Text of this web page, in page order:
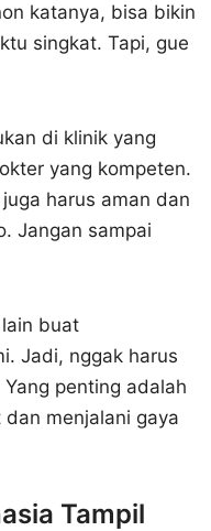
katanya, bisa bikin
singkat. Tapi, gue
di klinik yang
yang kompeten.
harus aman dan
Jangan sampai
buat
Jadi, nggak harus
penting adalah
menjalani gaya
Tampil